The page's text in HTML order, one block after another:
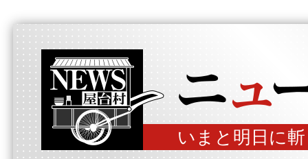
いまと明日に